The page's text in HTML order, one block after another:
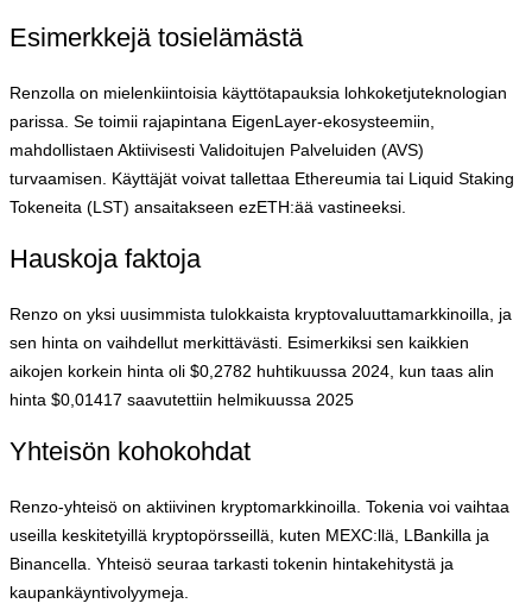
Esimerkkejä tosielämästä
Renzolla on mielenkiintoisia käyttötapauksia lohkoketjuteknologian
parissa. Se toimii rajapintana EigenLayer-ekosysteemiin,
mahdollistaen Aktiivisesti Validoitujen Palveluiden (AVS)
turvaamisen. Käyttäjät voivat tallettaa Ethereumia tai Liquid Staking
Tokeneita (LST) ansaitakseen ezETH:ää vastineeksi.
Hauskoja faktoja
Renzo on yksi uusimmista tulokkaista kryptovaluuttamarkkinoilla, ja
sen hinta on vaihdellut merkittävästi. Esimerkiksi sen kaikkien
aikojen korkein hinta oli $0,2782 huhtikuussa 2024, kun taas alin
hinta $0,01417 saavutettiin helmikuussa 2025
Yhteisön kohokohdat
Renzo-yhteisö on aktiivinen kryptomarkkinoilla. Tokenia voi vaihtaa
useilla keskitetyillä kryptopörsseillä, kuten MEXC:llä, LBankilla ja
Binancella. Yhteisö seuraa tarkasti tokenin hintakehitystä ja
kaupankäyntivolyymeja.